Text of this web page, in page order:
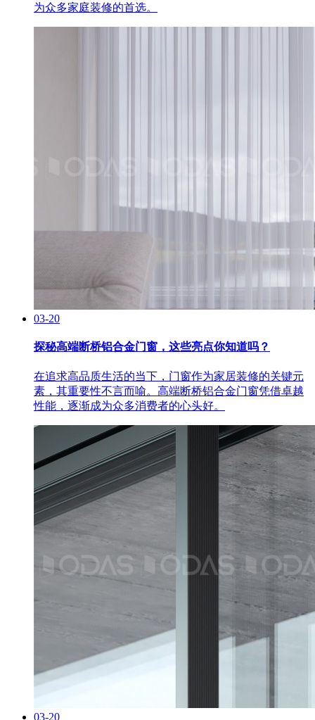
为众多家庭装修的首选。
03-20
探秘高端断桥铝合金门窗，这些亮点你知道吗？
在追求高品质生活的当下，门窗作为家居装修的关键元
素，其重要性不言而喻。高端断桥铝合金门窗凭借卓越
性能，逐渐成为众多消费者的心头好。
03-20